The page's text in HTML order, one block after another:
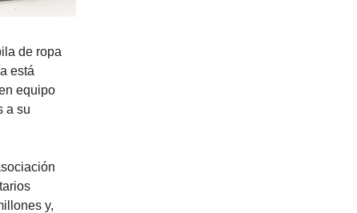
de ropa
está
equipo
a su
y,